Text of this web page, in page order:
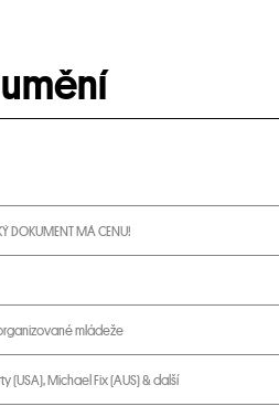
DOKUMENT MÁ CENU!
mládeže
(USA), Michael Fix (AUS) & další